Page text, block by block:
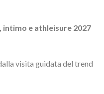
e athleisure 2027
visita guidata del trend